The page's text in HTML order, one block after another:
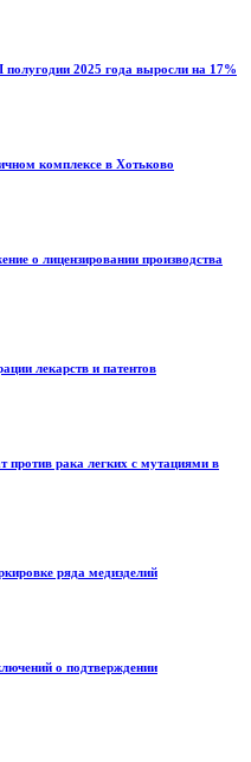
2025 года выросли на 17%
комплексе в Хотьково
о лицензировании производства
лекарств и патентов
против рака легких с мутациями в
ряда медизделий
о подтверждении